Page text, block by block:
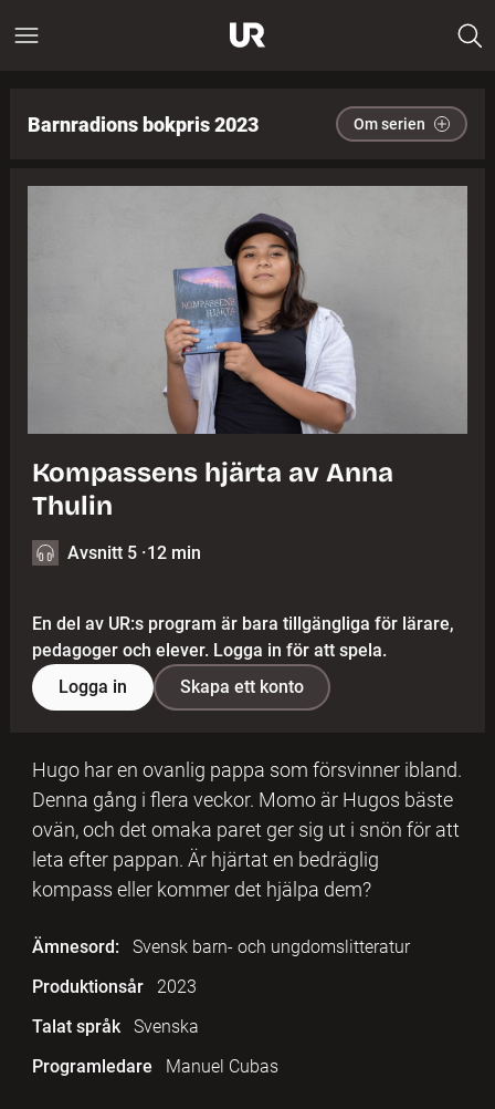
Barnradions bokpris 2023 Om serien
Kompassens hjärta av Anna
Thulin
Avsnitt 5 ·12 min
En del av UR:s program är bara tillgängliga för lärare,
pedagoger och elever. Logga in för att spela.
Logga in
Skapa ett konto
Hugo har en ovanlig pappa som försvinner ibland.
Denna gång i flera veckor. Momo är Hugos bäste
ovän, och det omaka paret ger sig ut i snön för att
leta efter pappan. Är hjärtat en bedräglig
kompass eller kommer det hjälpa dem?
Ämnesord:
Svensk barn- och ungdomslitteratur
Produktionsår
2023
Talat språk
Svenska
Programledare
Manuel Cubas